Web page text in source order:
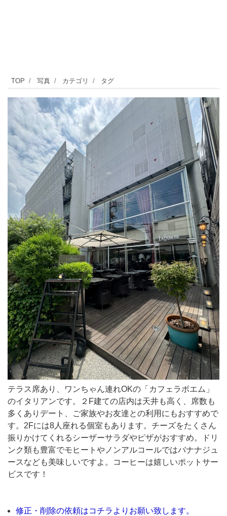
テ
ラ
ス
席
あ
り、
ン
ゃ
ん
連
れ
OK
の
「カ
フ
ェ
ラ
ボ
エ
ム」
の
イ
タ
リ
ア
で
TOP 写真 カテゴリ タグ
テラス席あり、ワンちゃん連れOKの「カフェラボエム」
のイタリアンです。２F建ての店内は天井も高く、席数も
多くありデート、ご家族やお友達との利用にもおすすめで
す。2Fには8人座れる個室もあります。チーズをたくさん
振りかけてくれるシーザーサラダやピザがおすすめ。ドリ
ンク類も豊富でモヒートやノンアルコールではバナナジュ
ースなども美味しいですよ。コーヒーは嬉しいポットサー
ビスです！
修正・削除の依頼はコチラよりお願い致します。